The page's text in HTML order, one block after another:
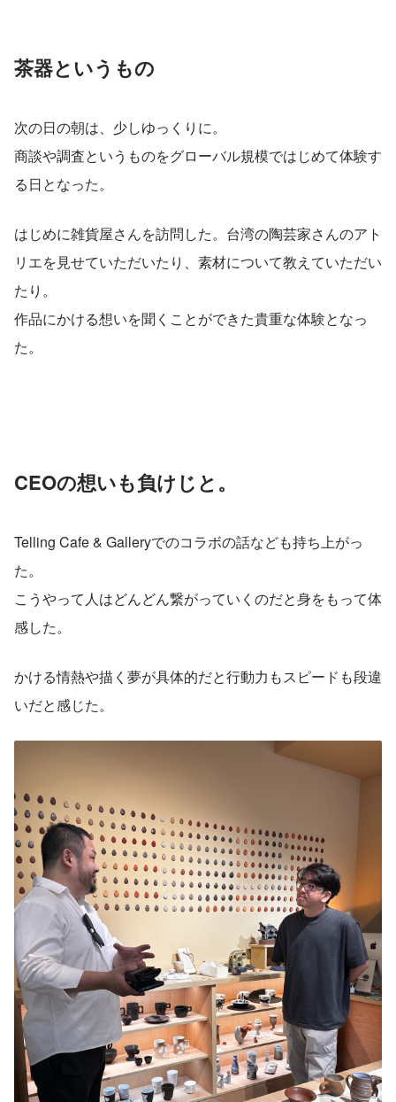
茶器というもの
次の日の朝は、少しゆっくりに。
商談や調査というものをグローバル規模ではじめて体験す
る日となった。
はじめに雑貨屋さんを訪問した。台湾の陶芸家さんのアト
リエを見せていただいたり、素材について教えていただい
たり。
作品にかける想いを聞くことができた貴重な体験となっ
た。
CEOの想いも負けじと。
Telling Cafe & Galleryでのコラボの話なども持ち上がっ
た。
こうやって人はどんどん繋がっていくのだと身をもって体
感した。
かける情熱や描く夢が具体的だと行動力もスピードも段違
いだと感じた。